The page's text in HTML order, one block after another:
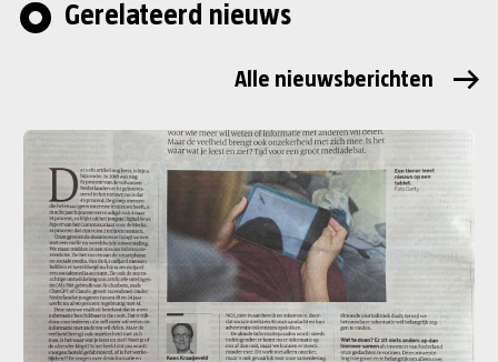
Gerelateerd nieuws
Alle nieuwsberichten